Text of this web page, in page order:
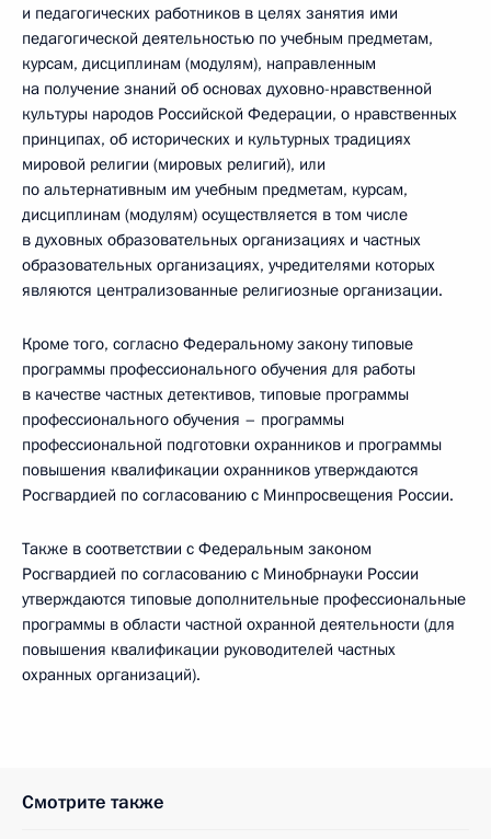
и педагогических работников в целях занятия ими
педагогической деятельностью по учебным предметам,
курсам, дисциплинам (модулям), направленным
на получение знаний об основах духовно-нравственной
культуры народов Российской Федерации, о нравственных
принципах, об исторических и культурных традициях
мировой религии (мировых религий), или
по альтернативным им учебным предметам, курсам,
дисциплинам (модулям) осуществляется в том числе
в духовных образовательных организациях и частных
образовательных организациях, учредителями которых
являются централизованные религиозные организации.
Кроме того, согласно Федеральному закону типовые
программы профессионального обучения для работы
в качестве частных детективов, типовые программы
профессионального обучения – программы
профессиональной подготовки охранников и программы
повышения квалификации охранников утверждаются
Росгвардией по согласованию с Минпросвещения России.
Также в соответствии с Федеральным законом
Росгвардией по согласованию с Минобрнауки России
утверждаются типовые дополнительные профессиональные
программы в области частной охранной деятельности (для
повышения квалификации руководителей частных
охранных организаций).
Смотрите также